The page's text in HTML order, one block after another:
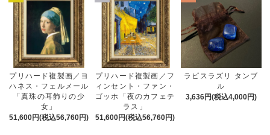
プリハード複製画／ヨ
ハネス・フェルメール
「真珠の耳飾りの少
女」
51,600円(税込56,760円)
プリハード複製画／フ
ィンセント・ファン・
ゴッホ「夜のカフェテ
ラス」
51,600円(税込56,760円)
ラピスラズリ タンブ
ル
3,636円(税込4,000円)